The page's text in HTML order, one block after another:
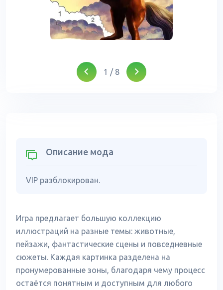
1 / 8
Описание мода
VIP разблокирован.
Игра предлагает большую коллекцию
иллюстраций на разные темы: животные,
пейзажи, фантастические сцены и повседневные
сюжеты. Каждая картинка разделена на
пронумерованные зоны, благодаря чему процесс
остаётся понятным и доступным для любого